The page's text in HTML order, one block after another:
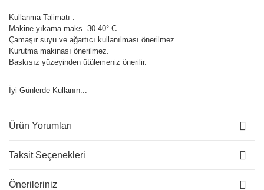
Kullanma Talimatı :
Makine yıkama maks. 30-40° C
Çamaşır suyu ve ağartıcı kullanılması önerilmez.
Kurutma makinası önerilmez.
Baskısız yüzeyinden ütülemeniz önerilir.
İyi Günlerde Kullanın...
Ürün Yorumları
Taksit Seçenekleri
Önerileriniz